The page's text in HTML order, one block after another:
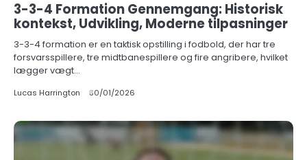
3-3-4 Formation Gennemgang: Historisk
kontekst, Udvikling, Moderne tilpasninger
3-3-4 formation er en taktisk opstilling i fodbold, der har tre
forsvarsspillere, tre midtbanespillere og fire angribere, hvilket
lægger vægt…
Lucas Harrington 30/01/2026